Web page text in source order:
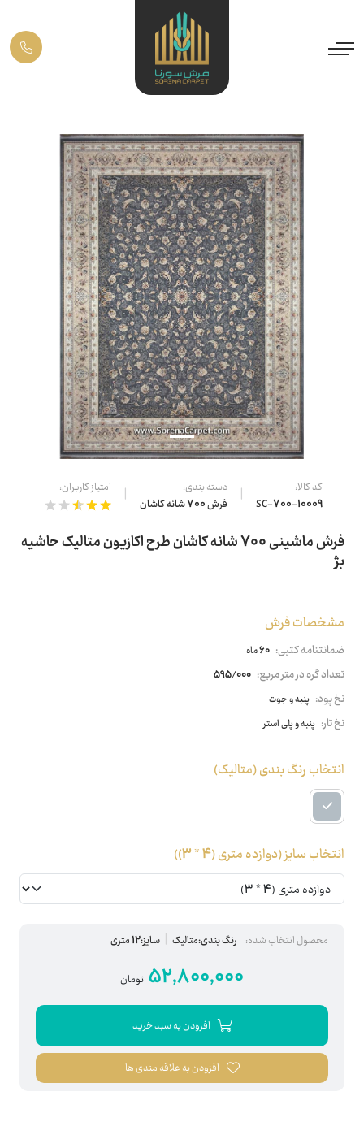
کد کالا:
SC-700-10009
دسته بندی:
فرش 700 شانه کاشان
امتیاز کاربران:
فرش ماشینی 700 شانه کاشان طرح اکازیون متالیک حاشیه
بژ
مشخصات فرش
ضمانتنامه کتبی: 60 ماه
تعداد گره در متر مربع: 595/000
نخ پود: پنبه و جوت
نخ تار: پنبه و پلی استر
انتخاب رنگ بندی(متالیک)
انتخاب سایز(دوازده متری (4 * 3))
محصول انتخاب شده: رنگ بندی:متالیک سایز:12 متری
52,800,000 تومان
افزودن به سبد خرید
افزودن به علاقه مندی ها